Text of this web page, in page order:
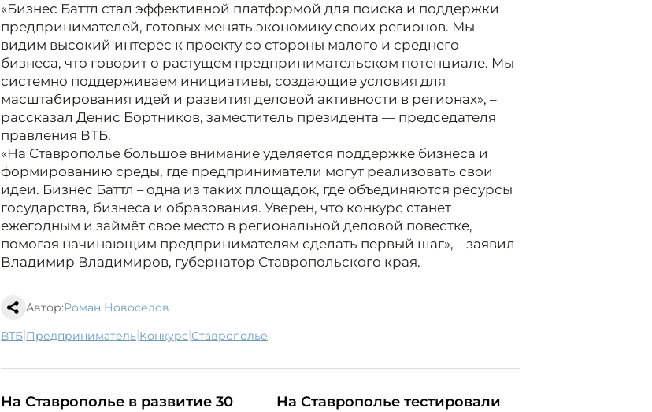
«Бизнес Баттл стал эффективной платформой для поиска и поддержки
предпринимателей, готовых менять экономику своих регионов. Мы
видим высокий интерес к проекту со стороны малого и среднего
бизнеса, что говорит о растущем предпринимательском потенциале. Мы
системно поддерживаем инициативы, создающие условия для
масштабирования идей и развития деловой активности в регионах», –
рассказал Денис Бортников, заместитель президента — председателя
правления ВТБ.
«На Ставрополье большое внимание уделяется поддержке бизнеса и
формированию среды, где предприниматели могут реализовать свои
идеи. Бизнес Баттл – одна из таких площадок, где объединяются ресурсы
государства, бизнеса и образования. Уверен, что конкурс станет
ежегодным и займёт свое место в региональной деловой повестке,
помогая начинающим предпринимателям сделать первый шаг», – заявил
Владимир Владимиров, губернатор Ставропольского края.
Автор:Роман Новоселов
ВТБ| предприниматель| конкурс| Ставрополье
На Ставрополье в развитие 30
На Ставрополье тестировали